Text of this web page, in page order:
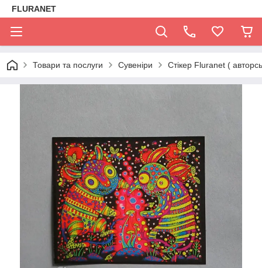
FLURANET
Товари та послуги Сувеніри Стікер Fluranet (